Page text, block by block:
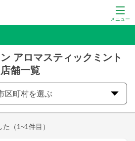
メニュー
アロマスティックミント
舗一覧
区町村を選ぶ
た （1~1件目）